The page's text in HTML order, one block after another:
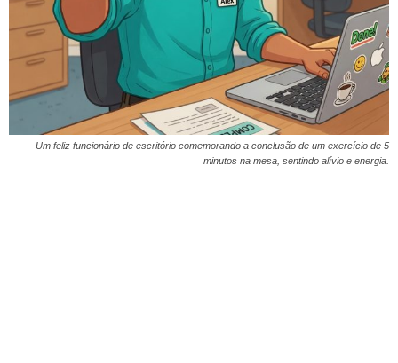
Um feliz funcionário de escritório comemorando a conclusão de um exercício de 5
minutos na mesa, sentindo alívio e energia.